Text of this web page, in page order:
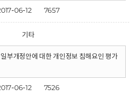
06-12 7657
기타
부개정안에 대한 개인정보 침해요인 평가
06-12 7526